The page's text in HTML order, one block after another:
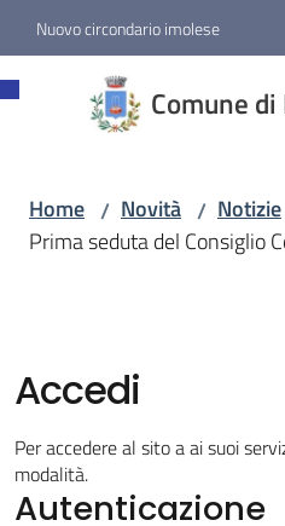
Vai al contenuto
Vai alla navigazione
Vai al footer
Nuovo circondario imolese
Comune
Fontanelice
Amministrazione
Servizi
Vivere
Fontanelice
Home / Novità / Notizie
Prima seduta del Consiglio
Accedi
Per accedere al sito a ai suoi
modalità.
Autenticazione